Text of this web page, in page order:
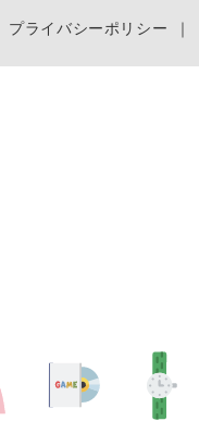
プライバシーポリシー ｜